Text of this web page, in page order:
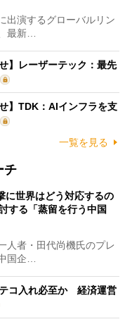
出演するグローバルリン
最新…
】レーザーテック：最先
】TDK：AIインフラを支
一覧を見る
チ
に世界はどう対応するの
する「蒸留を行う中国
人者・田代尚機氏のプレ
国企…
コ入れ必至か 経済運営